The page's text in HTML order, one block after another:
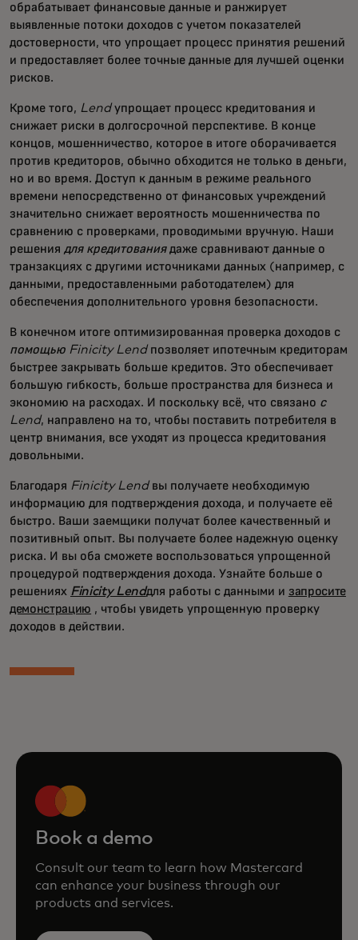
обрабатывает финансовые данные и ранжирует
выявленные потоки доходов с учетом показателей
достоверности, что упрощает процесс принятия решений
и предоставляет более точные данные для лучшей оценки
рисков.
Кроме того, Lendупрощает процесс кредитования и
снижает риски в долгосрочной перспективе. В конце
концов, мошенничество, которое в итоге оборачивается
против кредиторов, обычно обходится не только в деньги,
но и во время. Доступ к данным в режиме реального
времени непосредственно от финансовых учреждений
значительно снижает вероятность мошенничества по
сравнению с проверками, проводимыми вручную. Наши
решения для кредитованиядаже сравнивают данные о
транзакциях с другими источниками данных (например, с
данными, предоставленными работодателем) для
обеспечения дополнительного уровня безопасности.
В конечном итоге оптимизированная проверка доходов с
помощью Finicity Lendпозволяет ипотечным кредиторам
быстрее закрывать больше кредитов. Это обеспечивает
большую гибкость, больше пространства для бизнеса и
экономию на расходах. И поскольку всё, что связано с
Lend, направлено на то, чтобы поставить потребителя в
центр внимания, все уходят из процесса кредитования
довольными.
Благодаря Finicity Lendвы получаете необходимую
информацию для подтверждения дохода, и получаете её
быстро. Ваши заемщики получат более качественный и
позитивный опыт. Вы получаете более надежную оценку
риска. И вы оба сможете воспользоваться упрощенной
процедурой подтверждения дохода. Узнайте больше о
решениях Finicity Lendдля работы с данными и запросите
демонстрацию , чтобы увидеть упрощенную проверку
доходов в действии.
Book a demo
Consult our team to learn how Mastercard
can enhance your business through our
products and services.